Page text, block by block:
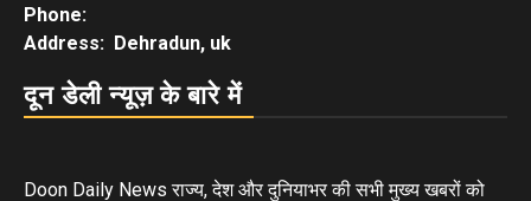
Phone:
Address: Dehradun, uk
दून डेली न्यूज़ के बारे में
Doon Daily News राज्य, देश और दुनियाभर की सभी मुख्य खबरों को